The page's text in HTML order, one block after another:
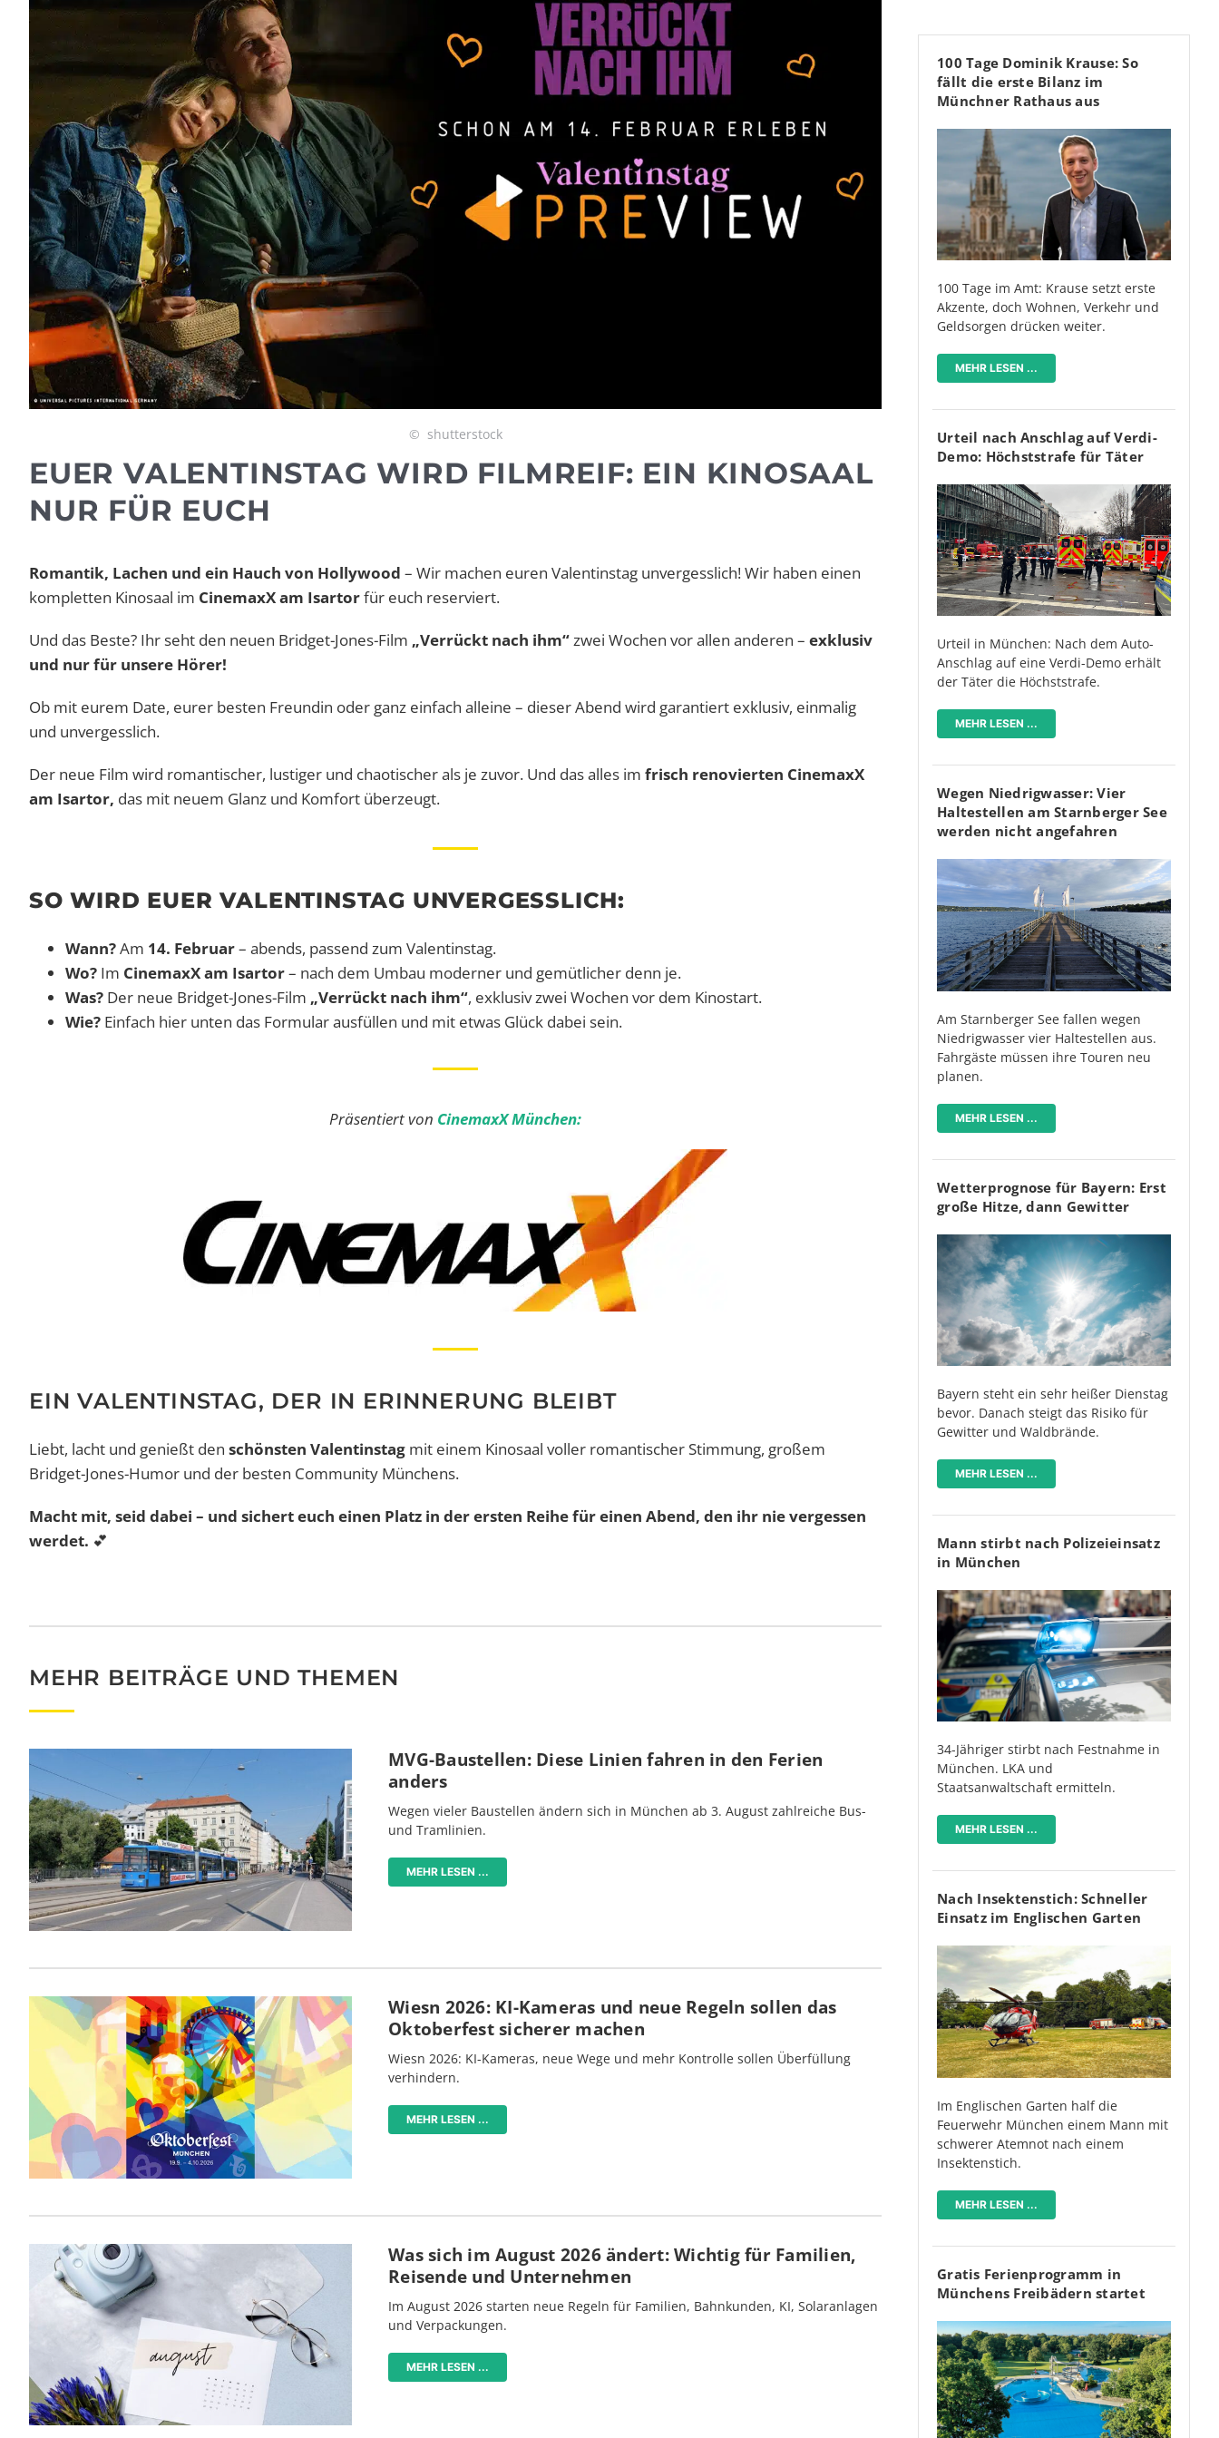
© shutterstock
EUER VALENTINSTAG WIRD FILMREIF: EIN KINOSAAL
NUR FÜR EUCH
Romantik, Lachen und ein Hauch von Hollywood – Wir machen euren Valentinstag unvergesslich! Wir haben einen
kompletten Kinosaal im CinemaxX am Isartorfür euch reserviert.
Und das Beste? Ihr seht den neuen Bridget-Jones-Film „Verrückt nach ihm“zwei Wochen vor allen anderen – exklusiv
und nur für unsere Hörer!
Ob mit eurem Date, eurer besten Freundin oder ganz einfach alleine – dieser Abend wird garantiert exklusiv, einmalig
und unvergesslich.
Der neue Film wird romantischer, lustiger und chaotischer als je zuvor. Und das alles im frisch renovierten CinemaxX
am Isartor, das mit neuem Glanz und Komfort überzeugt.
SO WIRD EUER VALENTINSTAG UNVERGESSLICH:
Wann?Am 14. Februar– abends, passend zum Valentinstag.
Wo? Im CinemaxX am Isartor– nach dem Umbau moderner und gemütlicher denn je.
Was? Der neue Bridget-Jones-Film „Verrückt nach ihm“, exklusiv zwei Wochen vor dem Kinostart.
Wie? Einfach hier unten das Formular ausfüllen und mit etwas Glück dabei sein.
Präsentiert von CinemaxX München:
EIN VALENTINSTAG, DER IN ERINNERUNG BLEIBT
Liebt, lacht und genießt den schönsten Valentinstag mit einem Kinosaal voller romantischer Stimmung, großem
Bridget-Jones-Humor und der besten Community Münchens.
Macht mit, seid dabei – und sichert euch einen Platz in der ersten Reihe für einen Abend, den ihr nie vergessen
werdet. 💕
MEHR BEITRÄGE UND THEMEN
MVG-Baustellen: Diese Linien fahren in den Ferien
anders
Wegen vieler Baustellen ändern sich in München ab 3. August zahlreiche Bus-
und Tramlinien.
MEHR LESEN ...
Wiesn 2026: KI-Kameras und neue Regeln sollen das
Oktoberfest sicherer machen
Wiesn 2026: KI-Kameras, neue Wege und mehr Kontrolle sollen Überfüllung
verhindern.
MEHR LESEN ...
Was sich im August 2026 ändert: Wichtig für Familien,
Reisende und Unternehmen
Im August 2026 starten neue Regeln für Familien, Bahnkunden, KI, Solaranlagen
und Verpackungen.
MEHR LESEN ...
100 Tage Dominik Krause: So
fällt die erste Bilanz im
Münchner Rathaus aus
100 Tage im Amt: Krause setzt erste
Akzente, doch Wohnen, Verkehr und
Geldsorgen drücken weiter.
MEHR LESEN ...
Urteil nach Anschlag auf Verdi-
Demo: Höchststrafe für Täter
Urteil in München: Nach dem Auto-
Anschlag auf eine Verdi-Demo erhält
der Täter die Höchststrafe.
MEHR LESEN ...
Wegen Niedrigwasser: Vier
Haltestellen am Starnberger See
werden nicht angefahren
Am Starnberger See fallen wegen
Niedrigwasser vier Haltestellen aus.
Fahrgäste müssen ihre Touren neu
planen.
MEHR LESEN ...
Wetterprognose für Bayern: Erst
große Hitze, dann Gewitter
Bayern steht ein sehr heißer Dienstag
bevor. Danach steigt das Risiko für
Gewitter und Waldbrände.
MEHR LESEN ...
Mann stirbt nach Polizeieinsatz
in München
34-Jähriger stirbt nach Festnahme in
München. LKA und
Staatsanwaltschaft ermitteln.
MEHR LESEN ...
Nach Insektenstich: Schneller
Einsatz im Englischen Garten
Im Englischen Garten half die
Feuerwehr München einem Mann mit
schwerer Atemnot nach einem
Insektenstich.
MEHR LESEN ...
Gratis Ferienprogramm in
Münchens Freibädern startet